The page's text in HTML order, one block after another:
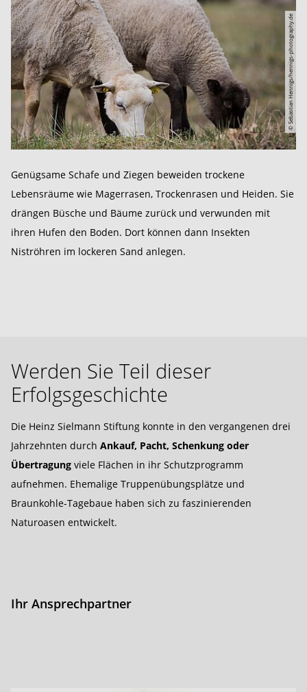
© Sebastian Hennigs/hennigs-photography.de
Genügsame Schafe und Ziegen beweiden trockene
Lebensräume wie Magerrasen, Trockenrasen und Heiden. Sie
drängen Büsche und Bäume zurück und verwunden mit
ihren Hufen den Boden. Dort können dann Insekten
Niströhren im lockeren Sand anlegen.
Werden Sie Teil dieser
Erfolgsgeschichte
Die Heinz Sielmann Stiftung konnte in den vergangenen drei
Jahrzehnten durch Ankauf, Pacht, Schenkung oder
Übertragung viele Flächen in ihr Schutzprogramm
aufnehmen. Ehemalige Truppenübungsplätze und
Braunkohle-Tagebaue haben sich zu faszinierenden
Naturoasen entwickelt.
Ihr Ansprechpartner